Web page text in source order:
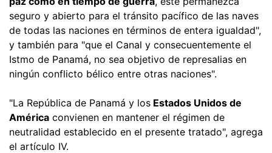
seguro y abierto para el tránsito pacífico de las naves
de todas las naciones en términos de entera igualdad",
y también para "que el Canal y consecuentemente el
Istmo de Panamá, no sea objetivo de represalias en
ningún conflicto bélico entre otras naciones".
"La República de Panamá y los Estados Unidos de
América convienen en mantener el régimen de
neutralidad establecido en el presente tratado", agrega
el artículo IV.